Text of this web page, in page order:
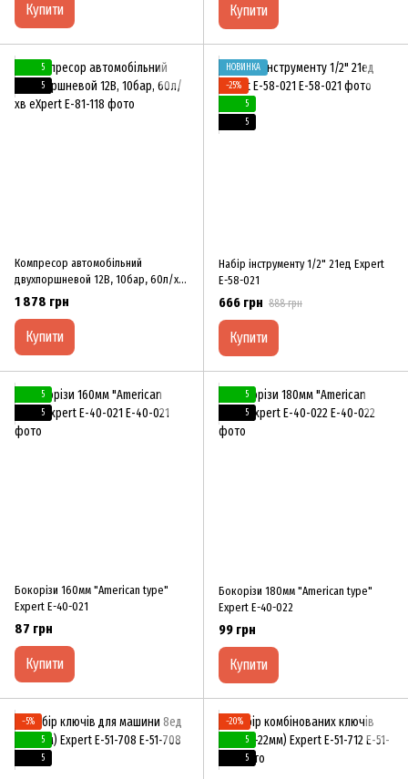
Купити Купити
5
5
Компресор автомобільний
двухпоршневой 12В, 10бар, 60л/хв
eXpert
1 878 грн
Купити
НОВИНКА
−25%
5
5
Набір інструменту 1/2" 21ед Expert
E-58-021
666 грн 888 грн
Купити
5
5
Бокорізи 160мм "American type"
Expert E-40-021
87 грн
Купити
5
5
Бокорізи 180мм "American type"
Expert E-40-022
99 грн
Купити
−5%
5
5
−20%
5
5